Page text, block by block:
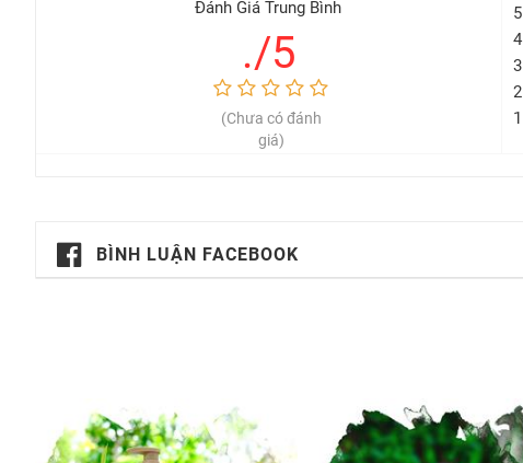
-------------------------------------------------------------------------
CÔNG TY TNHH SẢN PHẨM THIÊN NHIÊN MẸ KEN
Thôn Trung Nghĩa, Xã Bà Nà, TP. Đà Nẵng
Đánh Giá Trung Bình
./5
(Chưa có đánh
giá)
5
4
3
2
1
BÌNH LUẬN FACEBOOK